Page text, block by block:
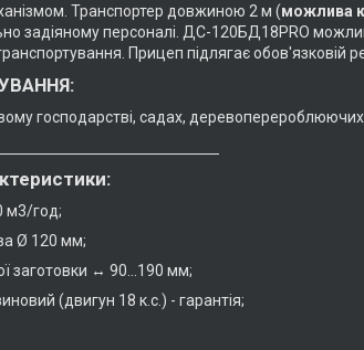
Транспортер довжиною 2 м (можлива
задіяному персоналі. ДС-120БД18PRO
Прицеп підлягає обов'язковій
господарстві, садах, деревоперероблюючих
м3/год;
Ø 120 мм;
заготовки ↔ 90...190 мм;
(двигун 18 к.с.) - гарантія;